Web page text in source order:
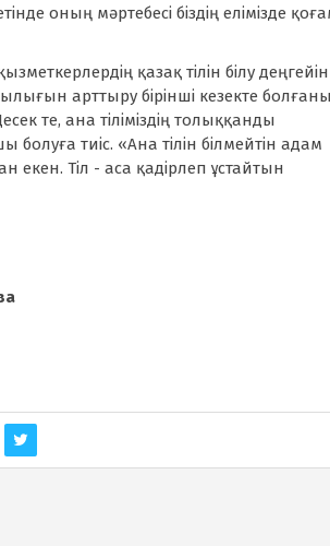
оның мәртебесі біздің елімізде
қазақ тілін білу деңгейін
арттыру бірінші кезекте болғаны
те, ана тіліміздің толыққанды
тиіс. «Ана тілін білмейтін адам
Тіл - аса қадірлеп ұстайтын